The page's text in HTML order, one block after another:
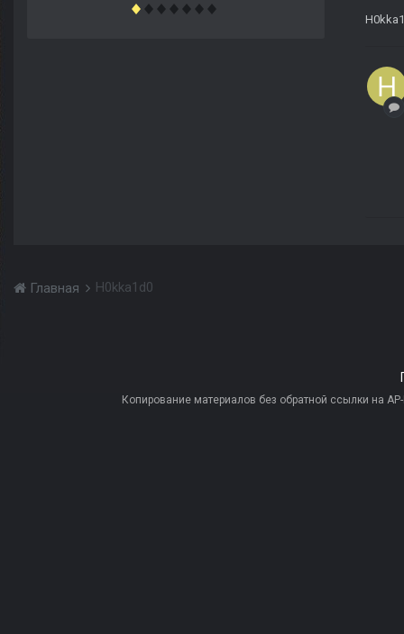
Главная H0kka1d0
Копирование материалов без обратной ссылки на